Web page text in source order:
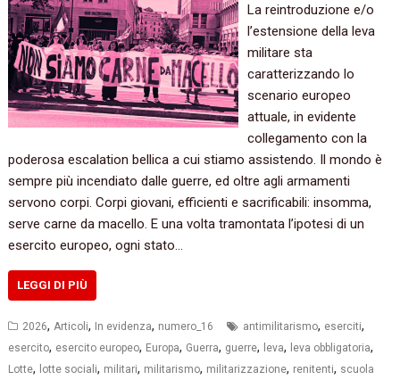
La reintroduzione e/o
l’estensione della leva
militare sta
caratterizzando lo
scenario europeo
attuale, in evidente
collegamento con la
poderosa escalation bellica a cui stiamo assistendo. Il mondo è
sempre più incendiato dalle guerre, ed oltre agli armamenti
servono corpi. Corpi giovani, efficienti e sacrificabili: insomma,
serve carne da macello. E una volta tramontata l’ipotesi di un
esercito europeo, ogni stato…
LEGGI DI PIÙ
2026, Articoli, In evidenza, numero_16 antimilitarismo, eserciti,
esercito, esercito europeo, Europa, Guerra, guerre, leva, leva obbligatoria,
Lotte, lotte sociali, militari, militarismo, militarizzazione, renitenti, scuola